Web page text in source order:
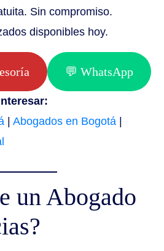
Sin compromiso.
disponibles hoy.
💬 WhatsApp
Abogados en Bogotá
un Abogado